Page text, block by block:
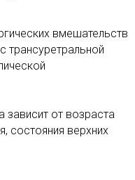
вмешательств
трансуретральной
зависит от возраста
состояния верхних